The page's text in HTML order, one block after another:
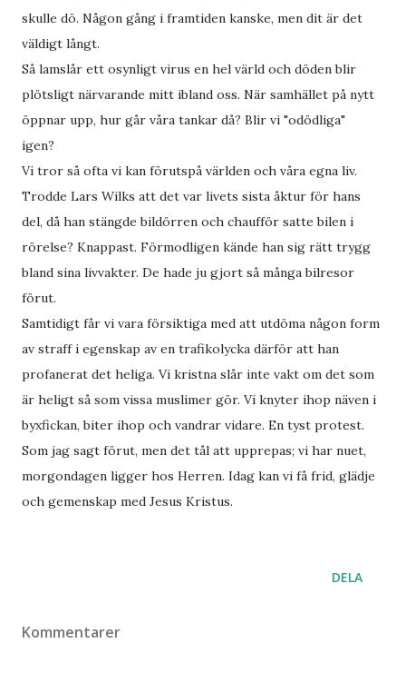
skulle dö. Någon gång i framtiden kanske, men dit är det
väldigt långt.
Så lamslår ett osynligt virus en hel värld och döden blir
plötsligt närvarande mitt ibland oss. När samhället på nytt
öppnar upp, hur går våra tankar då? Blir vi "odödliga"
igen?
Vi tror så ofta vi kan förutspå världen och våra egna liv.
Trodde Lars Wilks att det var livets sista åktur för hans
del, då han stängde bildörren och chaufför satte bilen i
rörelse? Knappast. Förmodligen kände han sig rätt trygg
bland sina livvakter. De hade ju gjort så många bilresor
förut.
Samtidigt får vi vara försiktiga med att utdöma någon form
av straff i egenskap av en trafikolycka därför att han
profanerat det heliga. Vi kristna slår inte vakt om det som
är heligt så som vissa muslimer gör. Vi knyter ihop näven i
byxfickan, biter ihop och vandrar vidare. En tyst protest.
Som jag sagt förut, men det tål att upprepas; vi har nuet,
morgondagen ligger hos Herren. Idag kan vi få frid, glädje
och gemenskap med Jesus Kristus.
DELA
Kommentarer